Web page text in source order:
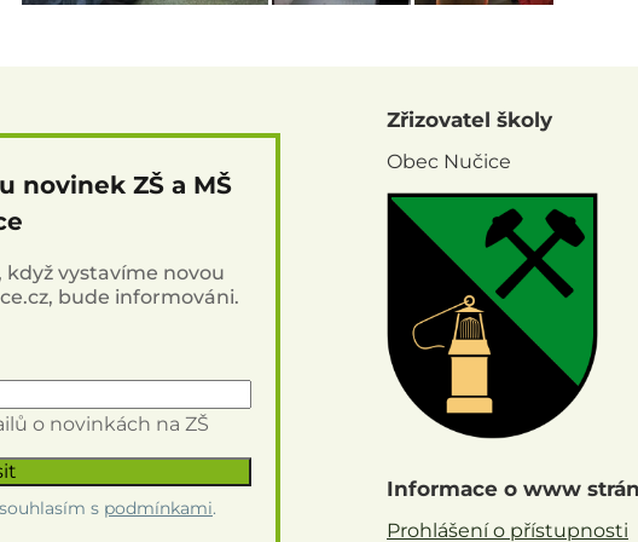
novinek ZŠ a MŠ
když vystavíme novou
bude informováni.
o novinkách na ZŠ
s podmínkami.
Zřizovatel školy
Obec Nučice
Informace o www
Prohlášení o přístupnosti